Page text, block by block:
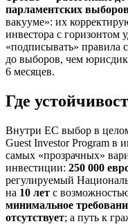
парламентских
вакууме»: их
инвестора с горизонтом
«подписывать» правила
до выборов, чем
6 месяцев.
Где
Внутри ЕС выбор в
Guest Investor Program в
самых «прозрачных»
инвестиции: 250 000
регулируемый
на 10 лет с
минимальное
отсутствует; а путь к